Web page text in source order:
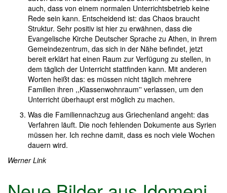
auch, dass von einem normalen Unterrichtsbetrieb keine
Rede sein kann. Entscheidend ist: das Chaos braucht
Struktur. Sehr positiv ist hier zu erwähnen, dass die
Evangelische Kirche Deutscher Sprache zu Athen, in ihrem
Gemeindezentrum, das sich in der Nähe befindet, jetzt
bereit erklärt hat einen Raum zur Verfügung zu stellen, in
dem täglich der Unterricht stattfinden kann. Mit anderen
Worten heißt das: es müssen nicht täglich mehrere
Familien ihren ,,Klassenwohnraum'' verlassen, um den
Unterricht überhaupt erst möglich zu machen.
Was die Familiennachzug aus Griechenland angeht: das
Verfahren läuft. Die noch fehlenden Dokumente aus Syrien
müssen her. Ich rechne damit, dass es noch viele Wochen
dauern wird.
Werner Link